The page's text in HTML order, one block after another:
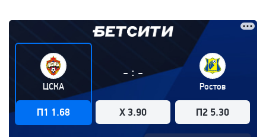
ЦСКА
П1 1.68
- : -
X 3.90
Ростов
П2 5.30